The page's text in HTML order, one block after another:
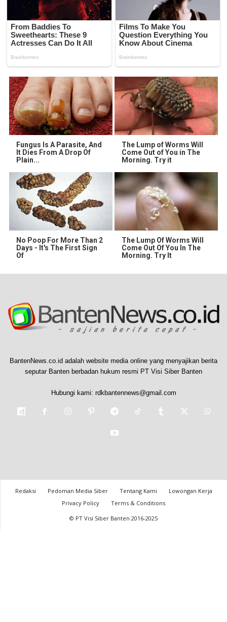
Fungus Is A Parasite, And
It Dies From A Drop Of
Plain...
The Lump of Worms Will
Come Out of You in The
Morning. Try it
No Poop For More Than 2
Days - It's The First Sign
Of
The Lump Of Worms Will
Come Out Of You In The
Morning. Try It
BantenNews.co.id adalah website media online yang menyajikan berita
seputar Banten berbadan hukum resmi PT Visi Siber Banten
Hubungi kami: rdkbantennews@gmail.com
Redaksi Pedoman Media Siber Tentang Kami
Lowongan Kerja
Privacy Policy
Terms & Conditions
© PT Visi Siber Banten 2016-2025